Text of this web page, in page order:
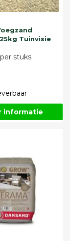
Tuinvisie
per stuks
informatie